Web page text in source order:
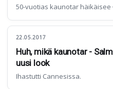
50-vuotias kaunotar häikäisee
22.05.2017
Huh, mikä kaunotar -
uusi look
Ihastutti Cannesissa.